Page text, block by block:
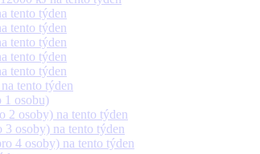
tento týden
tento týden
tento týden
tento týden
tento týden
tento týden
osobu)
osoby) na tento týden
osoby) na tento týden
4 osoby) na tento týden